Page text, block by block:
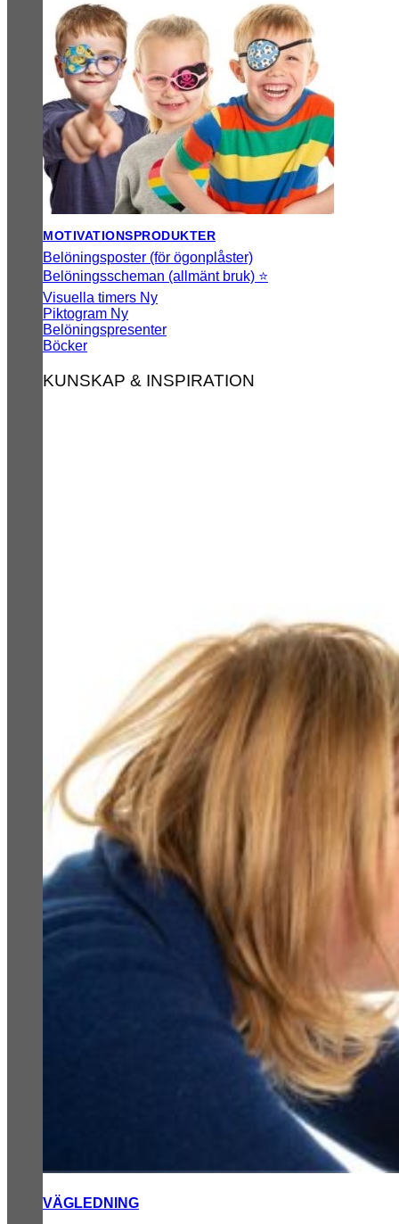
MOTIVATIONSPRODUKTER
Belöningsposter (för ögonplåster)
Belöningsscheman (allmänt bruk) ⭐
Visuella timers
Piktogram
Belöningspresenter
Böcker
KUNSKAP & INSPIRATION
VÄGLEDNING